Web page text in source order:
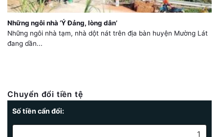
Những ngôi nhà ‘Ý Đảng, lòng dân’
Những ngôi nhà tạm, nhà dột nát trên địa bàn huyện Mường Lát
đang dần...
Chuyển đổi tiền tệ
Số tiền cẩn đổi: